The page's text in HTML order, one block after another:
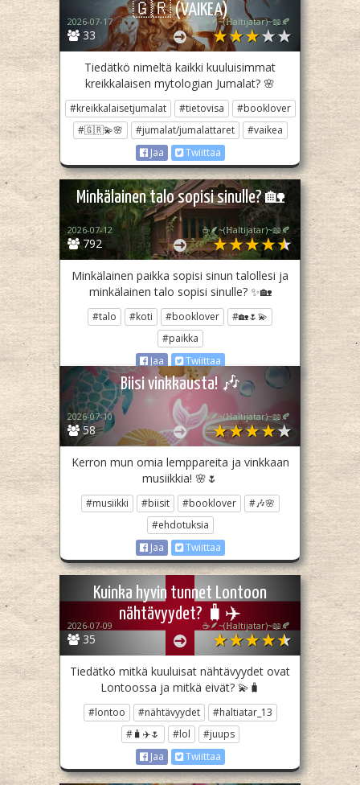
🇬🇷 (VAIKEA)
33
2026-07-17 ☕🪶~(ℍaltijatar)~📖🍂
Tiedätkö nimeltä kaikki kuuluisimmat
kreikkalaisen mytologian Jumalat? 🌸
#kreikkalaisetjumalat #tietovisa
#booklover
#🇬🇷💫🌸
#jumalat/jumalattaret
#vaikea
Jaa
Twiittaa
Minkälainen talo sopisi sinulle? 🏡
792
2026-07-12 ☕🪶~(ℍaltijatar)~📖🍂
Minkälainen paikka sopisi sinun talollesi ja
minkälainen talo sopisi sinulle? ✨🏡
#talo #koti #booklover
#🏡🌷💫
#paikka
Jaa
Twiittaa
Biisi vinkkausta! 🎶
58
2026-07-10 ☕🪶~(ℍaltijatar)~📖🍂
Kerron mun omia lemppareita ja vinkkaan
musiikkia! 🌸🌷
#musiikki #biisit #booklover
#🎶🌸
#ehdotuksia
Jaa
Twiittaa
Kuinka hyvin tunnet Lontoon
nähtävyydet? 🧳✈️
35
2026-07-09 ☕🪶~(ℍaltijatar)~📖🍂
Tiedätkö mitkä kuuluisat nähtävyydet ovat
Lontoossa ja mitkä eivät? 💫🧳
#lontoo #nähtävyydet
#haltiatar_13
#🧳✈️🌷
#lol
#juups
Jaa
Twiittaa